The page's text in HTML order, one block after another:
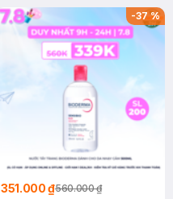
(SL có hạn)
-37%
351.000 ₫560.000 ₫